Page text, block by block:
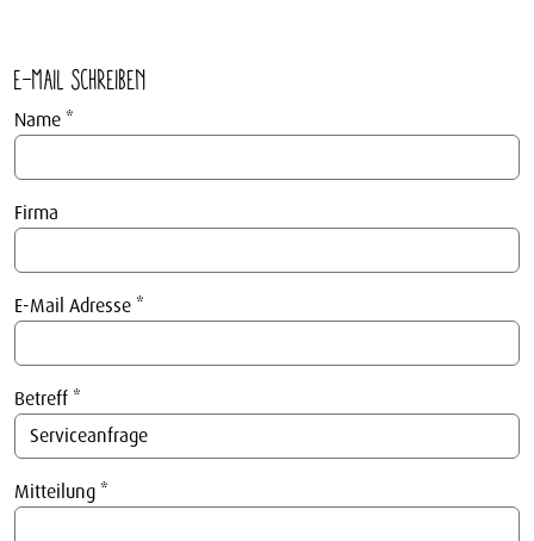
E-Mail schreiben
Name *
Firma
E-Mail Adresse *
Betreff *
Mitteilung *